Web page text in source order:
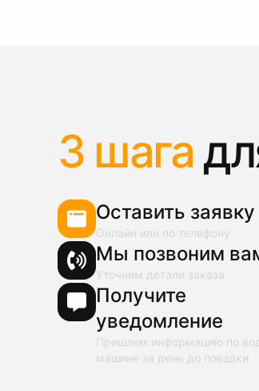
3 шага
Оставить заявку
Онлайн или по телефону
Мы позвоним
Уточним детали заказа
Получите
уведомление
Пришлем информацию по
машине за день до поездки